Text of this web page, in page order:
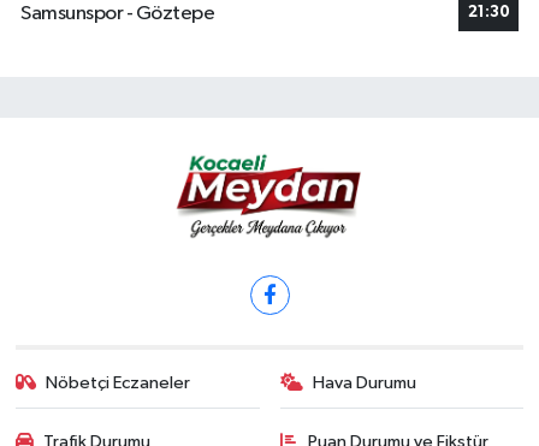
Samsunspor - Göztepe
21:30
Nöbetçi Eczaneler Hava Durumu
Trafik Durumu Puan Durumu ve Fikstür